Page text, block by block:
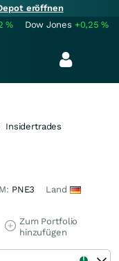
eröffnen
% Dow Jones +0,25%
Insidertrades
PNE3 Land
Zum Portfolio
hinzufügen